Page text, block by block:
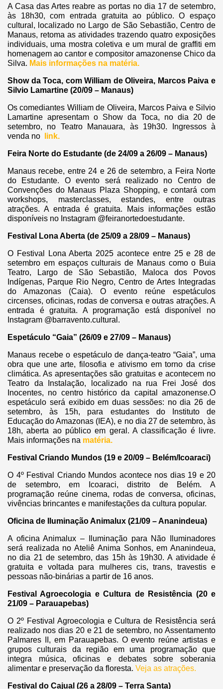
A Casa das Artes reabre as portas no dia 17 de setembro,
às 18h30, com entrada gratuita ao público. O espaço
cultural, localizado no Largo de São Sebastião, Centro de
Manaus, retoma as atividades trazendo quatro exposições
individuais, uma mostra coletiva e um mural de graffiti em
homenagem ao cantor e compositor amazonense Chico da
Silva. Mais informações na matéria.
Show da Toca, com William de Oliveira, Marcos Paiva e
Silvio Lamartine (20/09 – Manaus)
Os comediantes William de Oliveira, Marcos Paiva e Silvio
Lamartine apresentam o Show da Toca, no dia 20 de
setembro, no Teatro Manauara, às 19h30. Ingressos à
venda no
link.
Feira Norte do Estudante (de 24/09 a 26/09 – Manaus)
Manaus recebe, entre 24 e 26 de setembro, a Feira Norte
do Estudante. O evento será realizado no Centro de
Convenções do Manaus Plaza Shopping, e contará com
workshops, masterclasses, estandes, entre outras
atrações. A entrada é gratuita. Mais informações estão
disponíveis no Instagram @feiranortedoestudante.
Festival Lona Aberta (de 25/09 a 28/09 – Manaus)
O Festival Lona Aberta 2025 acontece entre 25 e 28 de
setembro em espaços culturais de Manaus como o Buia
Teatro, Largo de São Sebastião, Maloca dos Povos
Indígenas, Parque Rio Negro, Centro de Artes Integradas
do Amazonas (Caia). O evento reúne espetáculos
circenses, oficinas, rodas de conversa e outras atrações. A
entrada é gratuita. A programação está disponível no
Instagram @barravento.cultural.
Espetáculo “Gaia” (26/09 e 27/09 – Manaus)
Manaus recebe o espetáculo de dança-teatro “Gaia”, uma
obra que une arte, filosofia e ativismo em torno da crise
climática. As apresentações são gratuitas e acontecem no
Teatro da Instalação, localizado na rua Frei José dos
Inocentes, no centro histórico da capital amazonense.O
espetáculo será exibido em duas sessões: no dia 26 de
setembro, às 15h, para estudantes do Instituto de
Educação do Amazonas (IEA), e no dia 27 de setembro, às
18h, aberta ao público em geral. A classificação é livre.
Mais informações na matéria.
Festival Criando Mundos (19 e 20/09 – Belém/Icoaraci)
O 4º Festival Criando Mundos acontece nos dias 19 e 20
de setembro, em Icoaraci, distrito de Belém. A
programação reúne cinema, rodas de conversa, oficinas,
vivências brincantes e manifestações da cultura popular.
Oficina de Iluminação Animalux (21/09 – Ananindeua)
A oficina Animalux – Iluminação para Não Iluminadores
será realizada no Ateliê Anima Sonhos, em Ananindeua,
no dia 21 de setembro, das 15h às 19h30.A atividade é
gratuita e voltada para mulheres cis, trans, travestis e
pessoas não-binárias a partir de 16 anos.
Festival Agroecologia e Cultura de Resistência (20 e
21/09 – Parauapebas)
O 2º Festival Agroecologia e Cultura de Resistência será
realizado nos dias 20 e 21 de setembro, no Assentamento
Palmares II, em Parauapebas. O evento reúne artistas e
grupos culturais da região em uma programação que
integra música, oficinas e debates sobre soberania
alimentar e preservação da floresta. Veja as atrações.
Festival do Cajual (26 a 28/09 – Terra Santa)